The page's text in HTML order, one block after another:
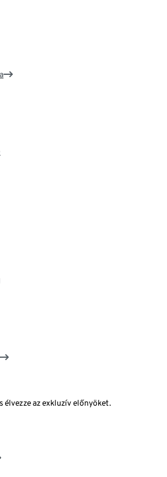
élvezze az exkluzív előnyöket.